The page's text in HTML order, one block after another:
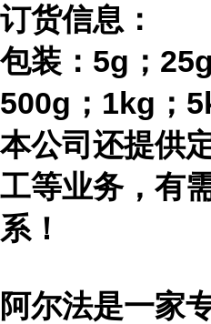
订货信息：
包装： 5g；
500g；1kg；
本公司还提供
工等业务，有
系！
阿尔法是一家